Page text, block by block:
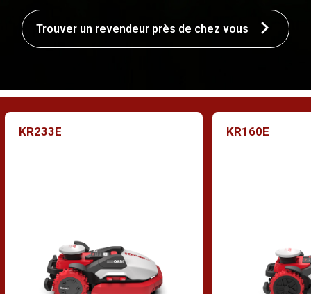
Trouver un revendeur près de chez vous
KR233E KR160E